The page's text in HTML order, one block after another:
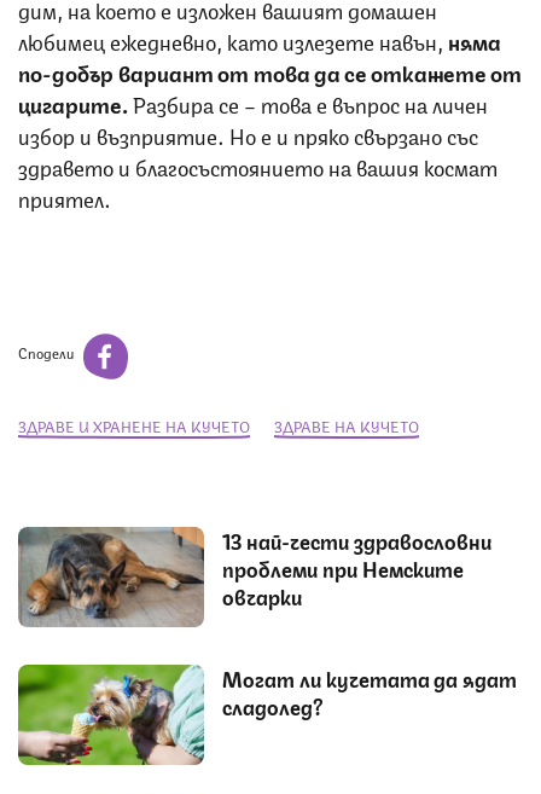
дим, на което е изложен вашият домашен
любимец ежедневно, като излезете навън, няма
по-добър вариант от това да се откажете от
цигарите.Разбира се – това е въпрос на личен
избор и възприятие. Но е и пряко свързано със
здравето и благосъстоянието на вашия космат
приятел.
Сподели
ЗДРАВЕ И ХРАНЕНЕ НА КУЧЕТО ЗДРАВЕ НА КУЧЕТО
13 най-чести здравословни
проблеми при Немските
овчарки
Могат ли кучетата да ядат
сладолед?